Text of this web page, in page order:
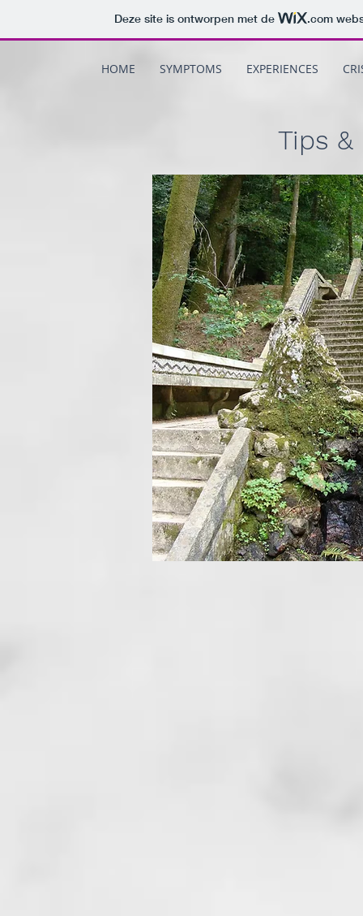
Deze site is ontworpen met de .com
HOME SYMPTOMS EXPERIENCES
Tips &